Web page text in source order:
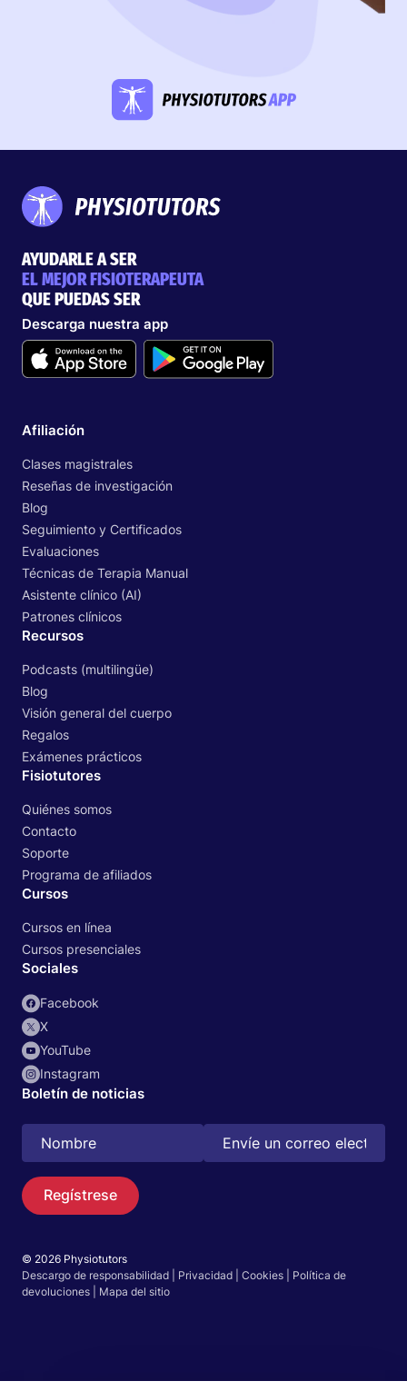
Buscar
AYUDARLE A SER
EL MEJOR FISIOTERAPEUTA
QUE PUEDAS SER
Descarga nuestra app
Afiliación
Clases magistrales
Reseñas de investigación
Blog
Seguimiento y Certificados
Evaluaciones
Técnicas de Terapia Manual
Asistente clínico (AI)
Patrones clínicos
Recursos
Podcasts (multilingüe)
Blog
Visión general del cuerpo
Regalos
Exámenes prácticos
Fisiotutores
Quiénes somos
Contacto
Soporte
Programa de afiliados
Cursos
Cursos en línea
Cursos presenciales
Sociales
Facebook
X
YouTube
Instagram
Boletín de noticias
Regístrese
© 2026 Physiotutors
Descargo de responsabilidad
Privacidad Cookies
Política de
devoluciones
Mapa del sitio